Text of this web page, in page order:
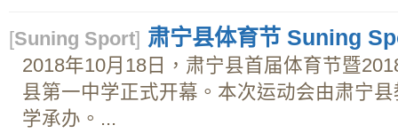
[Suning Sport] 肃宁县体育节 Suning
2018年10月18日，肃宁县首届体育节暨
县第一中学正式开幕。本次运动会由肃宁
学承办。...